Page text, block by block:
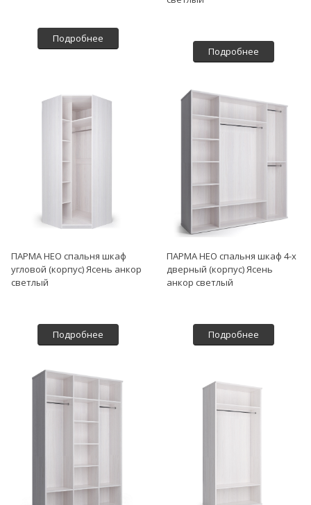
Подробнее
Подробнее
ПАРМА НЕО спальня шкаф
угловой (корпус) Ясень анкор
светлый
Подробнее
ПАРМА НЕО спальня шкаф 4-х
дверный (корпус) Ясень
анкор светлый
Подробнее